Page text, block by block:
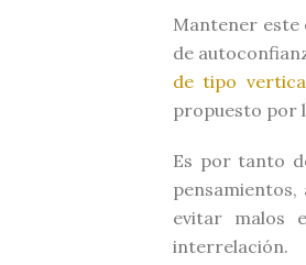
Mantener este
de
de tipo
propuesto por
Es por tanto
evitar malos
interrelación.